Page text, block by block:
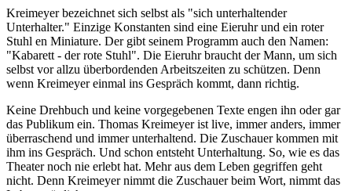
Kreimeyer bezeichnet sich selbst als "sich unterhaltender
Unterhalter." Einzige Konstanten sind eine Eieruhr und ein roter
Stuhl en Miniature. Der gibt seinem Programm auch den Namen:
"Kabarett - der rote Stuhl". Die Eieruhr braucht der Mann, um sich
selbst vor allzu überbordenden Arbeitszeiten zu schützen. Denn
wenn Kreimeyer einmal ins Gespräch kommt, dann richtig.
Keine Drehbuch und keine vorgegebenen Texte engen ihn oder gar
das Publikum ein. Thomas Kreimeyer ist live, immer anders, immer
überraschend und immer unterhaltend. Die Zuschauer kommen mit
ihm ins Gespräch. Und schon entsteht Unterhaltung. So, wie es das
Theater noch nie erlebt hat. Mehr aus dem Leben gegriffen geht
nicht. Denn Kreimeyer nimmt die Zuschauer beim Wort, nimmt das